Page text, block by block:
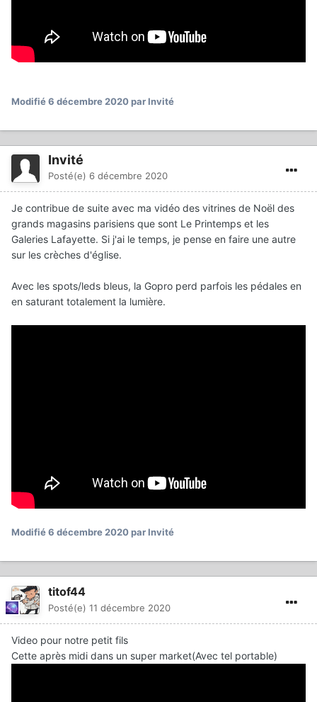
Modifié6 décembre 2020par Invité
Invité
Posté(e) 6 décembre 2020
Je contribue de suite avec ma vidéo des vitrines de Noël des
grands magasins parisiens que sont Le Printemps et les
Galeries Lafayette. Si j'ai le temps, je pense en faire une autre
sur les crèches d'église.
Avec les spots/leds bleus, la Gopro perd parfois les pédales en
en saturant totalement la lumière.
Modifié6 décembre 2020par Invité
titof44
Posté(e) 11 décembre 2020
Video pour notre petit fils
Cette après midi dans un super market(Avec tel portable)